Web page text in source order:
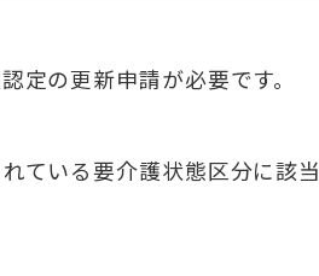
定の更新申請が必要です。
ている要介護状態区分に該当